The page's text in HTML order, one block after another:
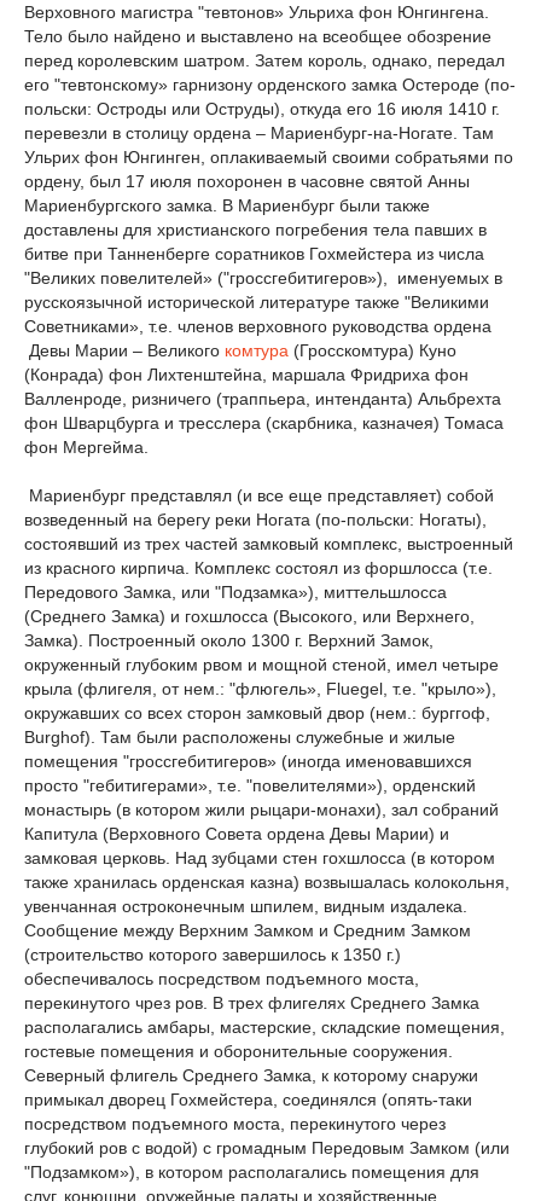
Верховного магистра "тевтонов» Ульриха фон Юнгингена.
Тело было найдено и выставлено на всеобщее обозрение
перед королевским шатром. Затем король, однако, передал
его "тевтонскому» гарнизону орденского замка Остероде (по-
польски: Остроды или Оструды), откуда его 16 июля 1410 г.
перевезли в столицу ордена – Мариенбург-на-Ногате. Там
Ульрих фон Юнгинген, оплакиваемый своими собратьями по
ордену, был 17 июля похоронен в часовне святой Анны
Мариенбургского замка. В Мариенбург были также
доставлены для христианского погребения тела павших в
битве при Танненберге соратников Гохмейстера из числа
"Великих повелителей» ("гроссгебитигеров»), именуемых в
русскоязычной исторической литературе также "Великими
Советниками», т.е. членов верховного руководства ордена
Девы Марии – Великого комтура (Гросскомтура) Куно
(Конрада) фон Лихтенштейна, маршала Фридриха фон
Валленроде, ризничего (траппьера, интенданта) Альбрехта
фон Шварцбурга и тресслера (скарбника, казначея) Томаса
фон Мергейма.
Мариенбург представлял (и все еще представляет) собой
возведенный на берегу реки Ногата (по-польски: Ногаты),
состоявший из трех частей замковый комплекс, выстроенный
из красного кирпича. Комплекс состоял из форшлосса (т.е.
Передового Замка, или "Подзамка»), миттельшлосса
(Среднего Замка) и гохшлосса (Высокого, или Верхнего,
Замка). Построенный около 1300 г. Верхний Замок,
окруженный глубоким рвом и мощной стеной, имел четыре
крыла (флигеля, от нем.: "флюгель», Fluegel, т.е. "крыло»),
окружавших со всех сторон замковый двор (нем.: бурггоф,
Burghof). Там были расположены служебные и жилые
помещения "гроссгебитигеров» (иногда именовавшихся
просто "гебитигерами», т.е. "повелителями»), орденский
монастырь (в котором жили рыцари-монахи), зал собраний
Капитула (Верховного Совета ордена Девы Марии) и
замковая церковь. Над зубцами стен гохшлосса (в котором
также хранилась орденская казна) возвышалась колокольня,
увенчанная остроконечным шпилем, видным издалека.
Сообщение между Верхним Замком и Средним Замком
(строительство которого завершилось к 1350 г.)
обеспечивалось посредством подъемного моста,
перекинутого чрез ров. В трех флигелях Среднего Замка
располагались амбары, мастерские, складские помещения,
гостевые помещения и оборонительные сооружения.
Северный флигель Среднего Замка, к которому снаружи
примыкал дворец Гохмейстера, соединялся (опять-таки
посредством подъемного моста, перекинутого через
глубокий ров с водой) с громадным Передовым Замком (или
"Подзамком»), в котором располагались помещения для
слуг, конюшни, оружейные палаты и хозяйственные